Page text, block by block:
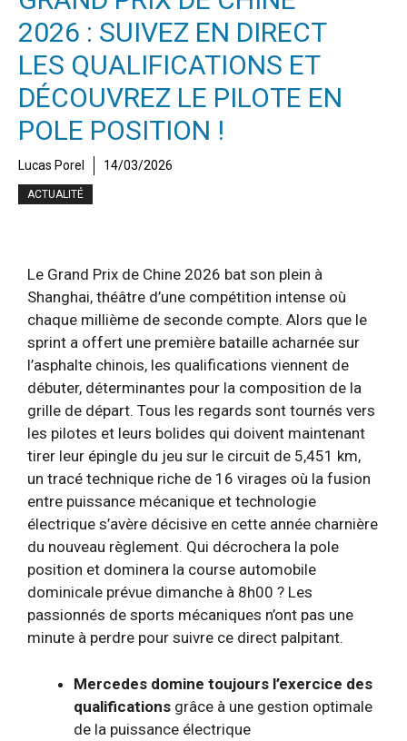
2026 : SUIVEZ EN DIRECT
LES QUALIFICATIONS ET
DÉCOUVREZ LE PILOTE EN
POLE POSITION !
Lucas Porel 14/03/2026
ACTUALITÉ
Le Grand Prix de Chine 2026 bat son plein à
Shanghai, théâtre d’une compétition intense où
chaque millième de seconde compte. Alors que le
sprint a offert une première bataille acharnée sur
l’asphalte chinois, les qualifications viennent de
débuter, déterminantes pour la composition de la
grille de départ. Tous les regards sont tournés vers
les pilotes et leurs bolides qui doivent maintenant
tirer leur épingle du jeu sur le circuit de 5,451 km,
un tracé technique riche de 16 virages où la fusion
entre puissance mécanique et technologie
électrique s’avère décisive en cette année charnière
du nouveau règlement. Qui décrochera la pole
position et dominera la course automobile
dominicale prévue dimanche à 8h00 ? Les
passionnés de sports mécaniques n’ont pas une
minute à perdre pour suivre ce direct palpitant.
Mercedes domine toujours l’exercice des
qualifications grâce à une gestion optimale
de la puissance électrique